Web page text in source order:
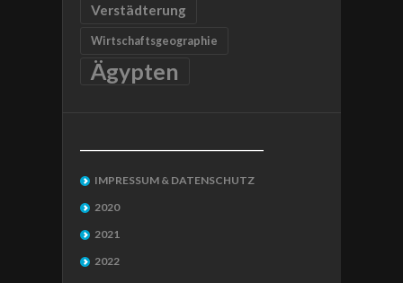
Verstädterung
Wirtschaftsgeographie
Ägypten
IMPRESSUM & DATENSCHUTZ
2020
2021
2022